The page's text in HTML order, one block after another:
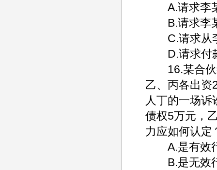
A.请求李
B.请求李某
C.请求从李
D.请求付款
16.某合伙
乙、丙各出资
人丁的一场
债权5万元，
力应如何认定
A.是有效
B.是无效